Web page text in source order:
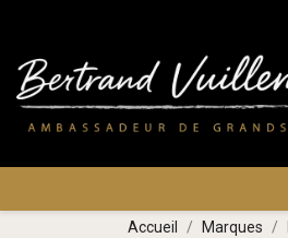
Accueil Marques